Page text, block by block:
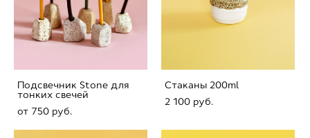
Подсвечник Stone для
тонких свечей
от 750 pуб.
Стаканы 200ml
2 100 pуб.